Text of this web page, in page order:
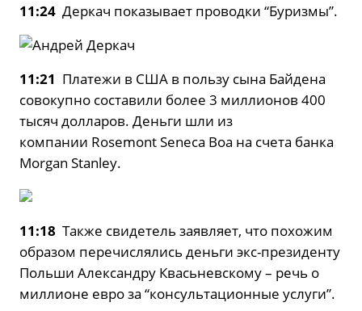
11:24 Деркач показывает проводки “Буризмы”.
11:21 Платежи в США в пользу сына Байдена
совокупно составили более 3 миллионов 400
тысяч долларов. Деньги шли из
компании Rosemont Seneca Boa на счета банка
Morgan Stanley.
11:18 Также свидетель заявляет, что похожим
образом перечислялись деньги экс-президенту
Польши Александру Квасьневскому – речь о
миллионе евро за “консультационные услуги”.